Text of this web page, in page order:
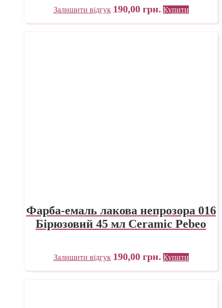
Залишити відгук 190,00 грн. Купити
Фарба-емаль лакова непрозора 016
Бірюзовий 45 мл Ceramic Pebeo
Залишити відгук 190,00 грн. Купити